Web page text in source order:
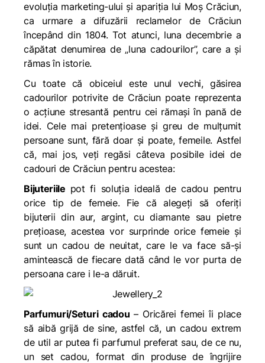
evoluția marketing-ului și apariția lui Moș Crăciun,
ca urmare a difuzării reclamelor de Crăciun
începând din 1804. Tot atunci, luna decembrie a
căpătat denumirea de „luna cadourilor”, care a și
rămas în istorie.
Cu toate că obiceiul este unul vechi, găsirea
cadourilor potrivite de Crăciun poate reprezenta
o acțiune stresantă pentru cei rămași în pană de
idei. Cele mai pretențioase și greu de mulțumit
persoane sunt, fără doar și poate, femeile. Astfel
că, mai jos, veți regăsi câteva posibile idei de
cadouri de Crăciun pentru acestea:
Bijuteriile pot fi soluția ideală de cadou pentru
orice tip de femeie. Fie că alegeți să oferiți
bijuterii din aur, argint, cu diamante sau pietre
prețioase, acestea vor surprinde orice femeie și
sunt un cadou de neuitat, care le va face să-și
amintească de fiecare dată când le vor purta de
persoana care i le-a dăruit.
Parfumuri/Seturi cadou – Oricărei femei îi place
să aibă grijă de sine, astfel că, un cadou extrem
de util ar putea fi parfumul preferat sau, de ce nu,
un set cadou, format din produse de îngrijire